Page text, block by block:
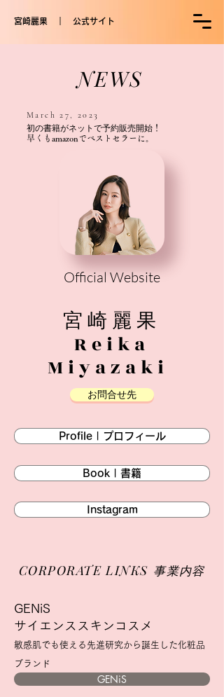
宮崎麗果 ｜ 公式サイト
NEWS
March 27, 2023
初の書籍がネットで予約販売開始 ！
​早くもamazonでベストセラーに。
​Official Website
宮崎麗果
Reika
Miyazaki
お問合せ先
Profile | プロフィール
Book | 書籍
Instagram
CORPORATE LINKS 事業内容
GENiS
サイエンススキンコスメ
​敏感肌でも使える先進研究から誕生した化粧品
ブランド
GENiS